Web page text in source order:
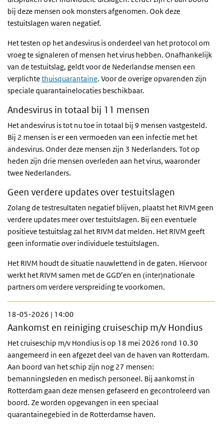
bij deze mensen ook monsters afgenomen. Ook deze
testuitslagen waren negatief.
Het testen op het andesvirus is onderdeel van het protocol om
vroeg te signaleren of mensen het virus hebben. Onafhankelijk
van de testuitslag, geldt voor de Nederlandse mensen een
verplichte thuisquarantaine. Voor de overige opvarenden zijn
speciale quarantainelocaties beschikbaar.
Andesvirus in totaal bij 11 mensen
Het andesvirus is tot nu toe in totaal bij 9 mensen vastgesteld.
Bij 2 mensen is er een vermoeden van een infectie met het
andesvirus. Onder deze mensen zijn 3 Nederlanders. Tot op
heden zijn drie mensen overleden aan het virus, waaronder
twee Nederlanders.
Geen verdere updates over testuitslagen
Zolang de testresultaten negatief blijven, plaatst het RIVM geen
verdere updates meer over testuitslagen. Bij een eventuele
positieve testuitslag zal het RIVM dat melden. Het RIVM geeft
geen informatie over individuele testuitslagen.
Het RIVM houdt de situatie nauwlettend in de gaten. Hiervoor
werkt het RIVM samen met de GGD’en en (inter)nationale
partners om verdere verspreiding te voorkomen.
18-05-2026 | 14:00
Aankomst en reiniging cruiseschip m/v Hondius
Het cruiseschip m/v Hondius is op 18 mei 2026 rond 10.30
aangemeerd in een afgezet deel van de haven van Rotterdam.
Aan boord van het schip zijn nog 27 mensen:
bemanningsleden en medisch personeel. Bij aankomst in
Rotterdam gaan deze mensen gefaseerd en gecontroleerd van
boord. Ze worden opgevangen in een speciaal
quarantainegebied in de Rotterdamse haven.